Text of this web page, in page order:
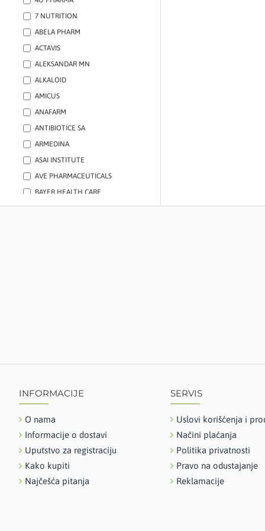
RIBLJA ULJA
DECA
SPORTISTI
TRUDNICE
STARIJI
7 NUTRITION
ABELA PHARM
ACTAVIS
ALEKSANDAR MN
ALKALOID
AMICUS
ANAFARM
ANTIBIOTICE SA
ARMEDINA
ASAI INSTITUTE
AVE PHARMACEUTICALS
BAYER HEALTH CARE
BIOANDINA
DIV LEK
DMG ITALIA SRL
DOPPELHERZ
DR.NIEDERMANIER PHARMA
INFORMACIJE
O nama
Informacije o dostavi
Uputstvo za registraciju
Kako kupiti
Najčešća pitanja
SERVIS
Uslovi korišćenja i
Načini plaćanja
Politika privatnosti
Pravo na odustajanje
Reklamacije